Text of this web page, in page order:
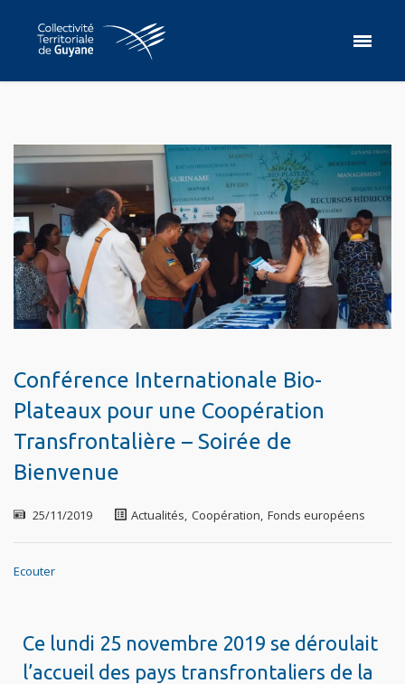
Conférence Internationale Bio-
Plateaux pour une Coopération
Transfrontalière – Soirée de
Bienvenue
25/11/2019 Actualités, Coopération, Fonds européens
Ecouter
Ce lundi 25 novembre 2019 se déroulait
l’accueil des pays transfrontaliers de la